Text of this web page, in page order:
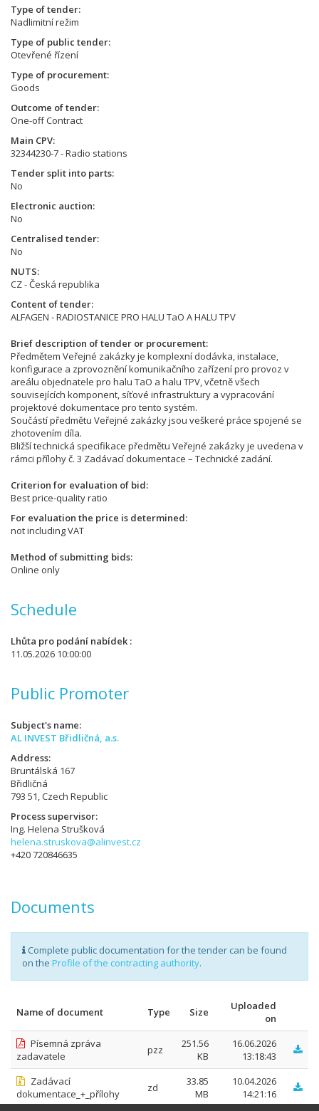
Type of tender
Nadlimitní režim
Type of public tender
Otevřené řízení
Type of procurement
Goods
Outcome of tender
One-off Contract
Main CPV
32344230-7 - Radio stations
Tender split into parts
No
Electronic auction
No
Centralised tender
No
NUTS
CZ - Česká republika
Content of tender
ALFAGEN - RADIOSTANICE PRO HALU TaO A HALU TPV
Brief description of tender or procurement
Předmětem Veřejné zakázky je komplexní dodávka, instalace,
konfigurace a zprovoznění komunikačního zařízení pro provoz v
areálu objednatele pro halu TaO a halu TPV, včetně všech
souvisejících komponent, síťové infrastruktury a vypracování
projektové dokumentace pro tento systém.
Součástí předmětu Veřejné zakázky jsou veškeré práce spojené se
zhotovením díla.
Bližší technická specifikace předmětu Veřejné zakázky je uvedena v
rámci přílohy č. 3 Zadávací dokumentace – Technické zadání.
Criterion for evaluation of bid
Best price-quality ratio
For evaluation the price is determined
not including VAT
Method of submitting bids
Online only
Schedule
Lhůta pro podání nabídek
11.05.2026 10:00:00
Public Promoter
Subject's name
AL INVEST Břidličná, a.s.
Address
Bruntálská 167
Břidličná
793 51, Czech Republic
Process supervisor
Ing. Helena Strušková
helena.struskova@alinvest.cz
+420 720846635
Documents
Complete public documentation for the tender can be found
on the Profile of the contracting authority.
Name of document Type Size
Uploaded
on
Písemná zpráva
zadavatele
pzz
251.56
KB
16.06.2026
13:18:43
Zadávací
dokumentace_+_přílohy
zd
33.85
MB
10.04.2026
14:21:16